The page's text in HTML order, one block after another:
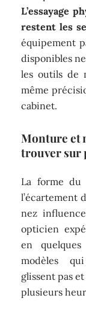
L’essayage
restent les
équipement
disponibles
les outils de
même
cabinet.
Monture et
trouver sur
La forme du
l’écartement
nez
opticien
en
modèles
glissent pas
plusieurs